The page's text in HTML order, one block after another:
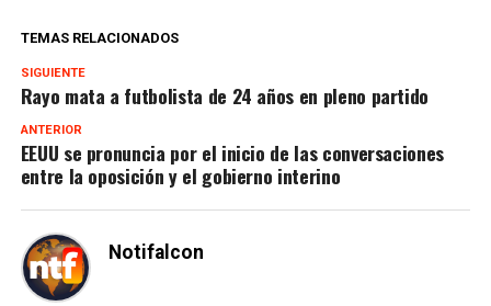
TEMAS RELACIONADOS
SIGUIENTE
Rayo mata a futbolista de 24 años en pleno partido
ANTERIOR
EEUU se pronuncia por el inicio de las conversaciones
entre la oposición y el gobierno interino
Notifalcon